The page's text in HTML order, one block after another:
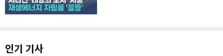
인기 기사